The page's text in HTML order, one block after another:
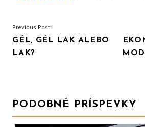
NAVIGACE
PRO
Previous Post:
GÉL, GÉL LAK ALEBO
LAK?
PODOBNÉ PRÍSPEVKY